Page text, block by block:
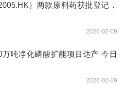
）两款原料药获批登记，
2026-02-09
吨净化磷酸扩能项目达产 今日
2026-02-09